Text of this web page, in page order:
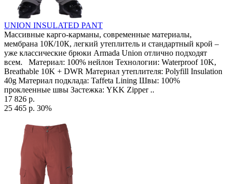
UNION INSULATED PANT
Массивные карго-карманы, современные материалы,
мембрана 10К/10К, легкий утеплитель и стандартный крой –
уже классические брюки Armada Union отлично подходят
всем. Материал: 100% нейлон Технологии: Waterproof 10K,
Breathable 10K + DWR Материал утеплителя: Polyfill Insulation
40g Материал подклада: Taffeta Lining Швы: 100%
проклеенные швы Застежка: YKK Zipper ..
17 826 р.
25 465 р. 30%